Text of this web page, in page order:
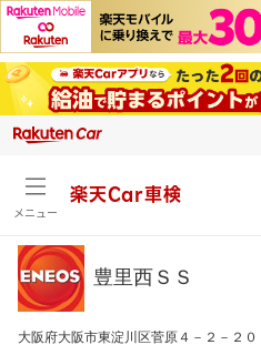
メニュー
楽天Car車検
豊里西ＳＳ
大阪府大阪市東淀川区菅原４－２－２０